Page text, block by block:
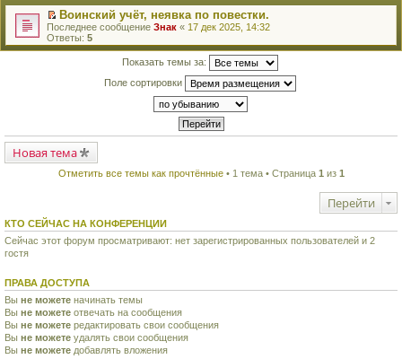
о
м
у
н
е
н
н
о
м
б
щ
е
ю
к
п
е
р
в
о
ч
и
т
а
м
у
с
щ
е
и
ю
П
е
р
в
о
м
у
р
о
ч
н
н
о
м
у
с
о
Воинский учёт, неявка по повестки.
Последнее сообщение Знак « 17 дек 2025, 14:32
Ответы: 5
Показать темы за:
Поле сортировки
Новая тема
Отметить все темы как прочтённые• 1 тема • Страница 1 из 1
Перейти
КТО СЕЙЧАС НА КОНФЕРЕНЦИИ
Сейчас этот форум просматривают: нет зарегистрированных пользователей и 2
гостя
ПРАВА ДОСТУПА
Вы не можете начинать темы
Вы не можете отвечать на сообщения
Вы не можете редактировать свои сообщения
Вы не можете удалять свои сообщения
Вы не можете добавлять вложения